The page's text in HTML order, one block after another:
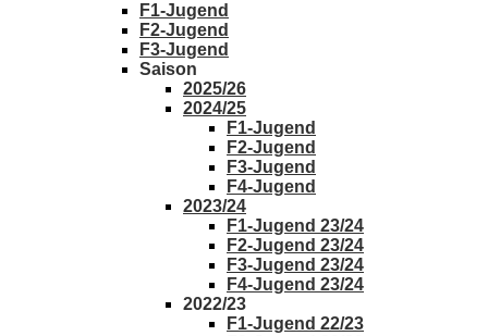
F1-Jugend
F2-Jugend
F3-Jugend
Saison
2025/26
2024/25
F1-Jugend
F2-Jugend
F3-Jugend
F4-Jugend
2023/24
F1-Jugend 23/24
F2-Jugend 23/24
F3-Jugend 23/24
F4-Jugend 23/24
2022/23
F1-Jugend 22/23